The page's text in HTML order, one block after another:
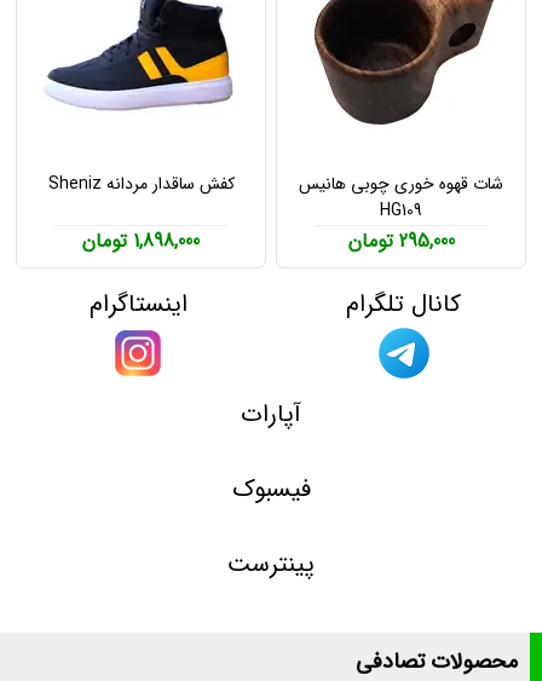
شات قهوه خوری چوبی هانیس
HG109
295,000 تومان
کفش ساقدار مردانه Sheniz
1,898,000 تومان
کانال تلگرام اینستاگرام
آپارات
فیسبوک
پینترست
محصولات تصادفی